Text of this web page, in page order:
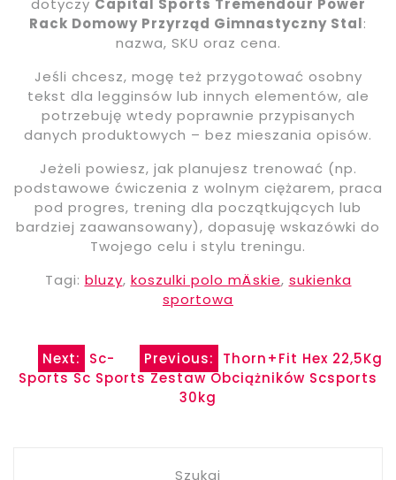
dotyczy Capital Sports Tremendour Power
Rack Domowy Przyrząd Gimnastyczny Stal:
nazwa, SKU oraz cena.
Jeśli chcesz, mogę też przygotować osobny
tekst dla legginsów lub innych elementów, ale
potrzebuję wtedy poprawnie przypisanych
danych produktowych – bez mieszania opisów.
Jeżeli powiesz, jak planujesz trenować (np.
podstawowe ćwiczenia z wolnym ciężarem, praca
pod progres, trening dla początkujących lub
bardziej zaawansowany), dopasuję wskazówki do
Twojego celu i stylu treningu.
Tagi: bluzy, koszulki polo mÄskie, sukienka
sportowa
Nawigacja
wpisu
Previous: Thorn+Fit Hex 22,5Kg
Next:
Sc-
Sports Sc Sports Zestaw Obciążników Scsports
30kg
Szukaj